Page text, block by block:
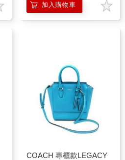
加入購物車
COACH 專櫃款LEGACY